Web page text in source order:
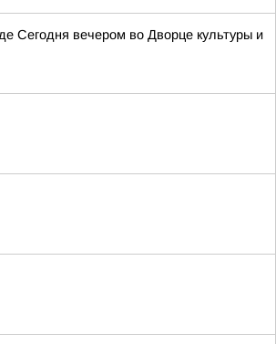
Сегодня вечером во Дворце культуры и